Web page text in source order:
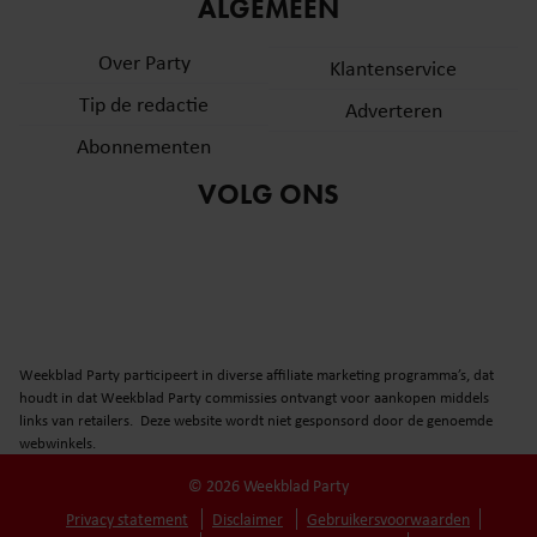
partners kunnen deze gegevens combineren met andere
verzameld op basis van uw gebruik van hun services. U
gaat akkoord met onze cookies als u onze website blijft
ALGEMEEN
Over Party
Tip de redactie
Abonnementen
Klantenservice
Adverteren
VOLG ONS
Weekblad Party participeert in diverse affiliate marketing programma’s, dat
houdt in dat Weekblad Party commissies ontvangt voor aankopen middels
links van retailers. Deze website wordt niet gesponsord door de genoemde
webwinkels.
© 2026 Weekblad Party
Privacy statement
Disclaimer
Gebruikersvoorwaarden